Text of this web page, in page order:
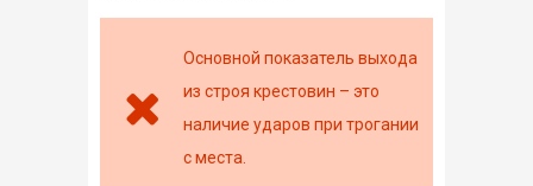
Основной показатель выхода
из строя крестовин – это
наличие ударов при трогании
с места.